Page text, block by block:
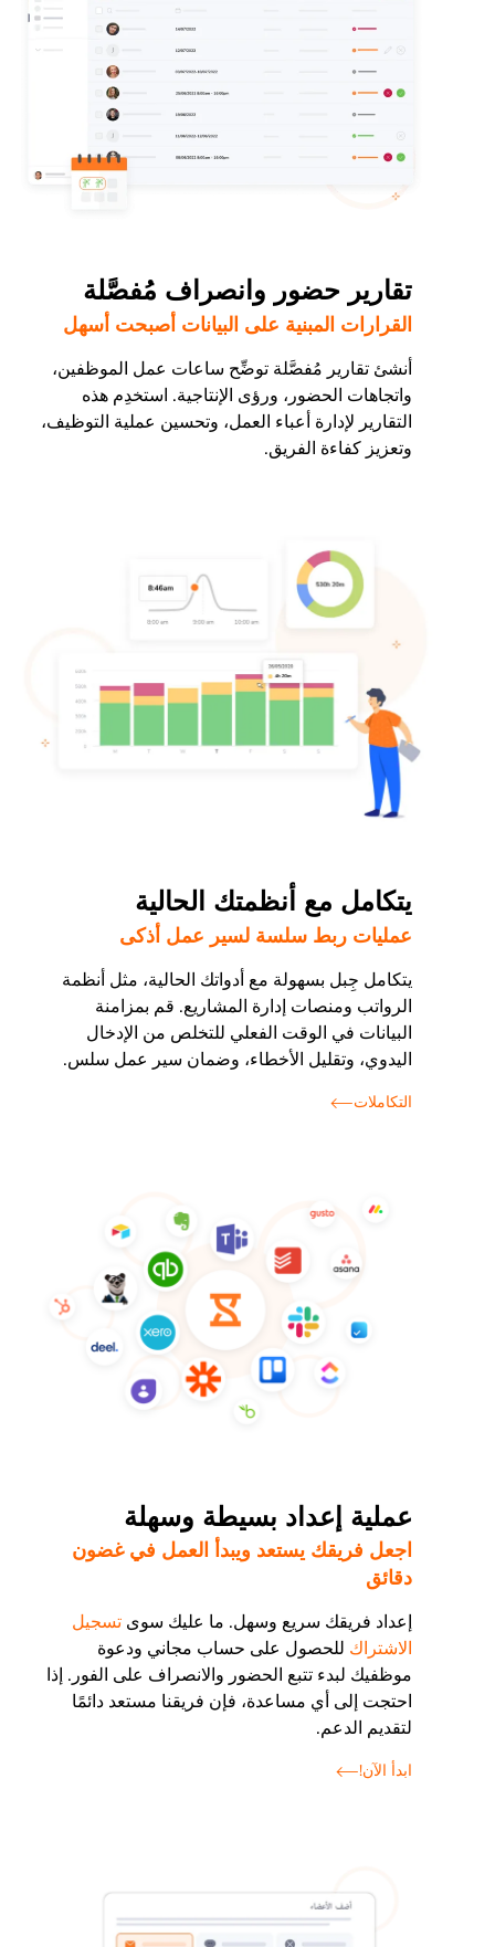
تقارير حضور وانصراف مُفصَّلة
القرارات المبنية على البيانات أصبحت أسهل
أنشئ تقارير مُفصَّلة توضِّح ساعات عمل الموظفين،
واتجاهات الحضور، ورؤى الإنتاجية. استخدِم هذه
التقارير لإدارة أعباء العمل، وتحسين عملية التوظيف،
وتعزيز كفاءة الفريق.
يتكامل مع أنظمتك الحالية
عمليات ربط سلسة لسير عمل أذكى
يتكامل جِبل بسهولة مع أدواتك الحالية، مثل أنظمة
الرواتب ومنصات إدارة المشاريع. قم بمزامنة
البيانات في الوقت الفعلي للتخلص من الإدخال
اليدوي، وتقليل الأخطاء، وضمان سير عمل سلس.
التكاملات
عملية إعداد بسيطة وسهلة
اجعل فريقك يستعد ويبدأ العمل في غضون
دقائق
إعداد فريقك سريع وسهل. ما عليك سوى تسجيل
الاشتراك للحصول على حساب مجاني ودعوة
موظفيك لبدء تتبع الحضور والانصراف على الفور. إذا
احتجت إلى أي مساعدة، فإن فريقنا مستعد دائمًا
لتقديم الدعم.
ابدأ الآن!